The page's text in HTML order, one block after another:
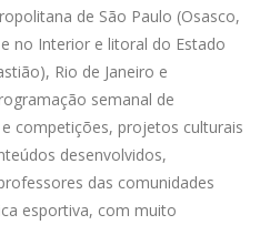
de São Paulo (Osasco,
no Interior e litoral do Estado
Rio de Janeiro e
semanal de
competições, projetos culturais
desenvolvidos,
das comunidades
esportiva, com muito